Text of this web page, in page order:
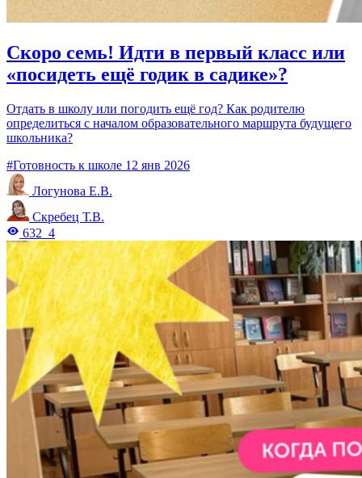
Скоро семь! Идти в первый класс или
«посидеть ещё годик в садике»?
Отдать в школу или погодить ещё год? Как родителю
определиться с началом образовательного маршрута будущего
школьника?
#Готовность к школе 12 янв 2026
Логунова Е.В.
Скребец Т.В.
632 4